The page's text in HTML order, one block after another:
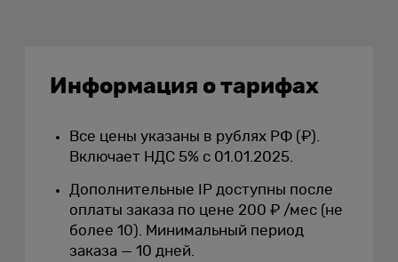
Информация о тарифах
Все цены указаны в рублях РФ (₽).
Включает НДС 5% с 01.01.2025.
Дополнительные IP доступны после
оплаты заказа по цене 200 ₽ /мес (не
более 10). Минимальный период
заказа — 10 дней.